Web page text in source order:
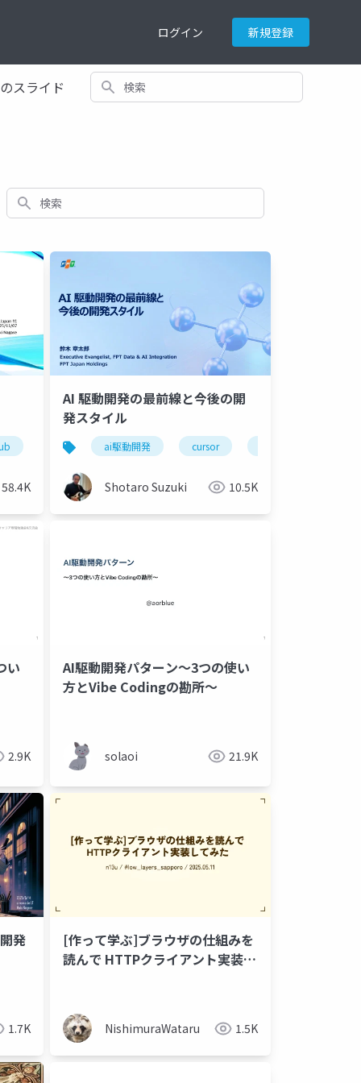
ログイン 新規登録
スライド 検索
検索
agents.md plans.md exec plan
github next
58.4K
AI 駆動開発の最前線と今後の開
発スタイル
ai駆動開発 cursor
Shotaro Suzuki 10.5K
い
2.9K
AI駆動開発パターン～3つの使い
方とVibe Codingの勘所～
solaoi 21.9K
発
1.7K
[作って学ぶ]ブラウザの仕組みを
読んで HTTPクライアント実装し
NishimuraWataru 1.5K